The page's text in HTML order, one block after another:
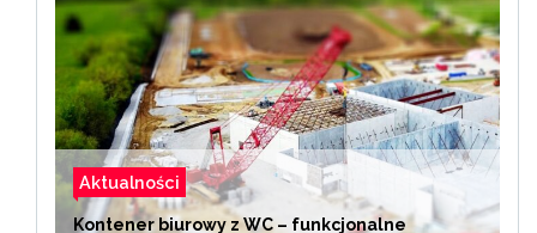
Aktualności
Kontener biurowy z WC – funkcjonalne